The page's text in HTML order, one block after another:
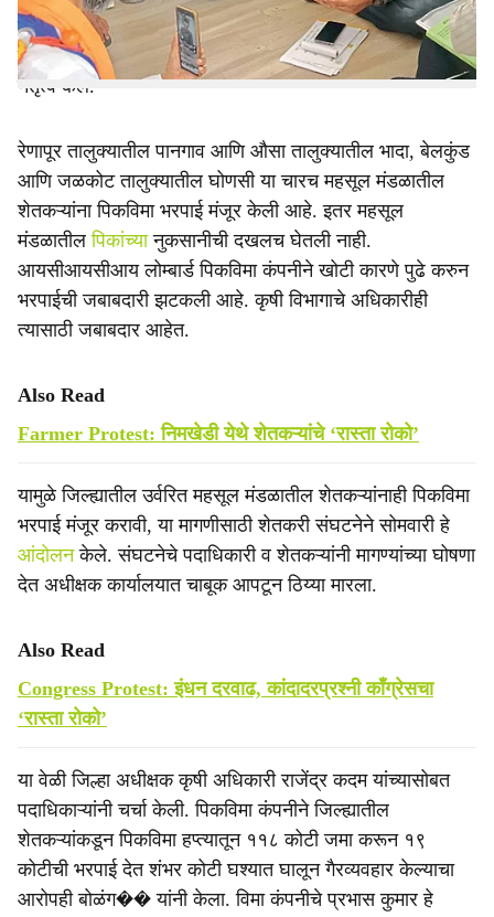
संघटनेच्या वतीने जिल्हा कृषी अधीक्षक कार्यालयात चाबूक आपटत
ठिय्या आंदोलन केले. जिल्हाध्यक्ष गजानन बोळंगे यांनी या आंदोलनाचे
नेतृत्व केले.
रेणापूर तालुक्यातील पानगाव आणि औसा तालुक्यातील भादा, बेलकुंड
आणि जळकोट तालुक्यातील घोणसी या चारच महसूल मंडळातील
शेतकऱ्यांना पिकविमा भरपाई मंजूर केली आहे. इतर महसूल
मंडळातीलपिकांच्यानुकसानीची दखलच घेतली नाही.
आयसीआयसीआय लोम्बार्ड पिकविमा कंपनीने खोटी कारणे पुढे करुन
भरपाईची जबाबदारी झटकली आहे. कृषी विभागाचे अधिकारीही
त्यासाठी जबाबदार आहेत.
Also Read
Farmer Protest: निमखेडी येथे शेतकऱ्यांचे ‘रास्ता रोको’
यामुळे जिल्ह्यातील उर्वरित महसूल मंडळातील शेतकऱ्यांनाही पिकविमा
भरपाई मंजूर करावी, या मागणीसाठी शेतकरी संघटनेने सोमवारी हे
आंदोलनकेले. संघटनेचे पदाधिकारी व शेतकऱ्यांनी मागण्यांच्या घोषणा
देत अधीक्षक कार्यालयात चाबूक आपटून ठिय्या मारला.
Also Read
Congress Protest: इंधन दरवाढ, कांदादरप्रश्नी काँग्रेसचा
‘रास्ता रोको’
या वेळी जिल्हा अधीक्षक कृषी अधिकारी राजेंद्र कदम यांच्यासोबत
पदाधिकाऱ्यांनी चर्चा केली. पिकविमा कंपनीने जिल्ह्यातील
शेतकऱ्यांकडून पिकविमा हप्त्यातून ११८ कोटी जमा करून १९
कोटीची भरपाई देत शंभर कोटी घश्यात घालून गैरव्यवहार केल्याचा
आरोपही बोळंग�� यांनी केला. विमा कंपनीचे प्रभास कुमार हे